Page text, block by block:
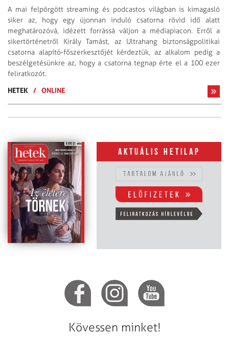
A mai felpörgött streaming és podcastos világban is kimagasló
siker az, hogy egy újonnan induló csatorna rövid idő alatt
meghatározóvá, idézett forrássá váljon a médiapiacon. Erről a
sikertörténetről Király Tamást, az Ultrahang biztonságpolitikai
csatorna alapító-főszerkesztőjét kérdeztük, az alkalom pedig a
beszélgetésünkre az, hogy a csatorna tegnap érte el a 100 ezer
feliratkozót.
HETEK
/ ONLINE
Aktuális hetilap
Kövessen minket!